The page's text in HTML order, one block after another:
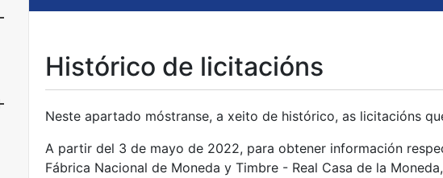
Histórico de licitacións
Neste apartado móstranse, a xeito de histórico, as licitacións
A partir del 3 de mayo de 2022, para obtener información
Fábrica Nacional de Moneda y Timbre - Real Casa de la